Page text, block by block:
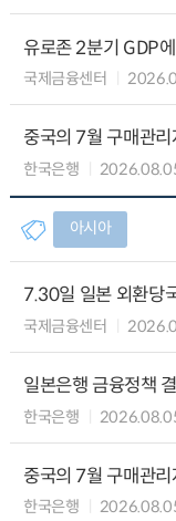
유로존 2분기 GDP
국제금융센터
중국의 7월 구매관
한국은행
아시아
7.30일 일본 외환당
국제금융센터
일본은행 금융정책
한국은행
중국의 7월 구매관
한국은행